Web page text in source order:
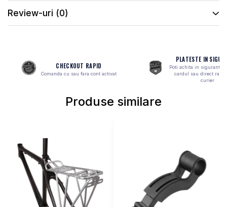
Review-uri (0)
CHECKOUT RAPID
Comanda cu sau fara cont activat
PLATESTE IN
Poti achita in siguranta
cardul sau direct
curier
Produse similare